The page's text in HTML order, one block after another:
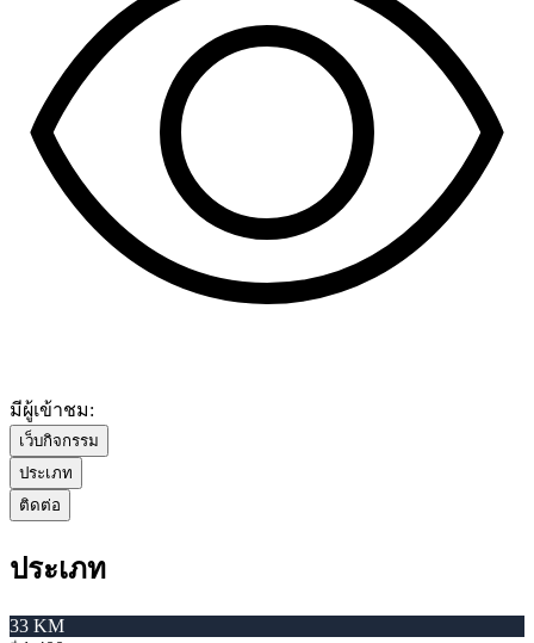
มีผู้เข้าชม:
เว็บกิจกรรม
ประเภท
ติดต่อ
ประเภท
33 KM